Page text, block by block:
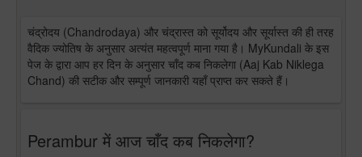
चंद्रोदय (Chandrodaya) और चंद्रास्त को सूर्योदय और सूर्यास्त की ही तरह
वैदिक ज्योतिष के अनुसार अत्यंत महत्वपूर्ण माना गया है। MyKundali के इस
पेज के द्वारा आप हर दिन के अनुसार चाँद कब निकलेगा (Aaj Kab Niklega
Chand) की सटीक और सम्पूर्ण जानकारी यहाँ प्राप्त कर सकते हैं।
Perambur में आज चाँद कब निकलेगा?